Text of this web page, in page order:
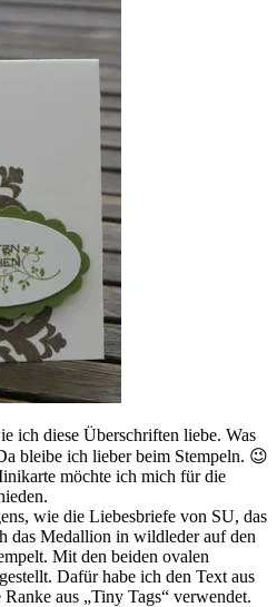
ich diese Überschriften liebe. Was
bleibe ich lieber beim Stempeln. 😉
möchte ich mich für die
wie die Liebesbriefe von SU, das
das Medallion in wildleder auf den
Mit den beiden ovalen
Dafür habe ich den Text aus
aus „Tiny Tags“ verwendet.